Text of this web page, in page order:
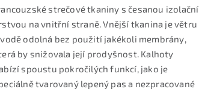
strečové tkaniny s česanou izolační
na vnitřní straně. Vnější tkanina je větru
odolná bez použití jakékoli membrány,
by snižovala její prodyšnost. Kalhoty
spoustu pokročilých funkcí, jako je
tvarovaný lepený pas a nezpracované